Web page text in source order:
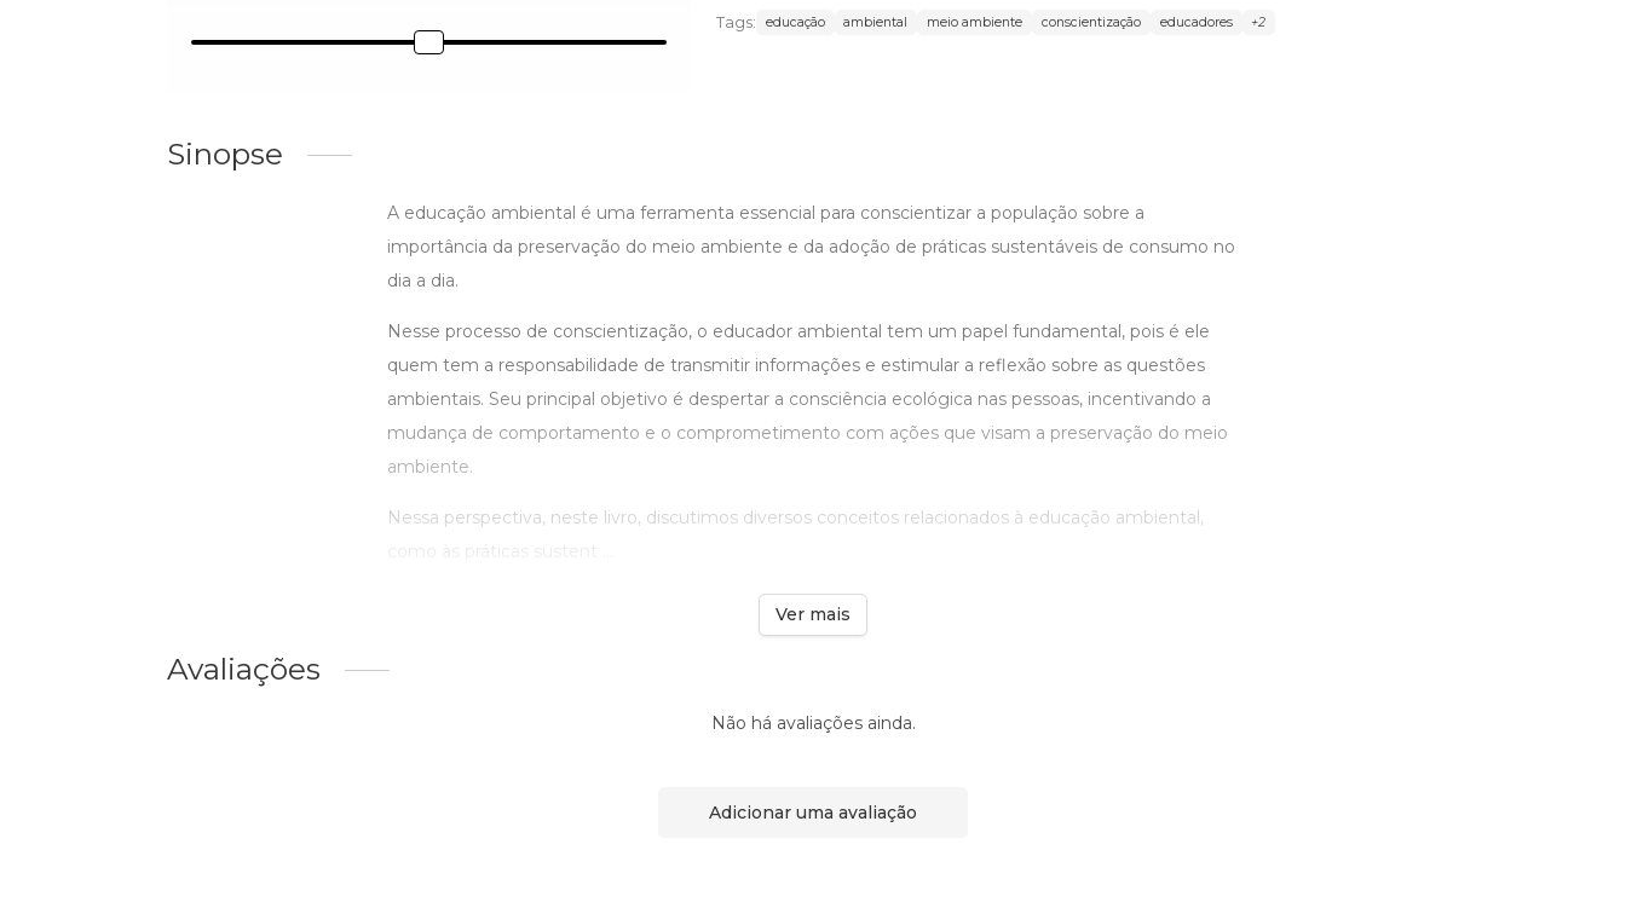
Tags: educação ambiental meio ambiente conscientização educadores +2
Sinopse
A educação ambiental é uma ferramenta essencial para conscientizar a população sobre a
importância da preservação do meio ambiente e da adoção de práticas sustentáveis de consumo no
dia a dia.
Nesse processo de conscientização, o educador ambiental tem um papel fundamental, pois é ele
quem tem a responsabilidade de transmitir informações e estimular a reflexão sobre as questões
ambientais. Seu principal objetivo é despertar a consciência ecológica nas pessoas, incentivando a
mudança de comportamento e o comprometimento com ações que visam a preservação do meio
ambiente.
Nessa perspectiva, neste livro, discutimos diversos conceitos relacionados à educação ambiental,
Ver mais
Avaliações
Não há avaliações ainda.
Adicionar uma avaliação